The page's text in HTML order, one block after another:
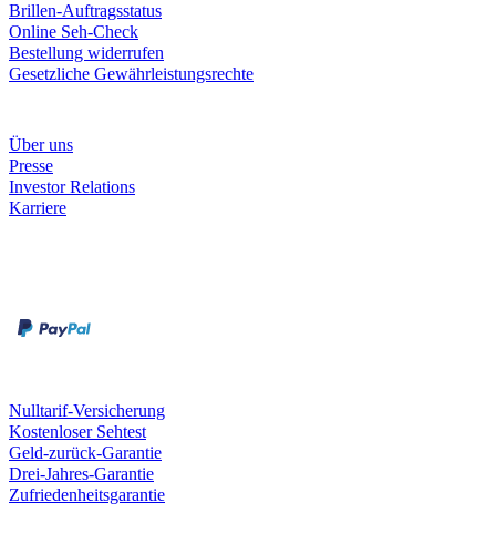
Brillen-Auftragsstatus
Online Seh-Check
Bestellung widerrufen
Gesetzliche Gewährleistungsrechte
Über uns
Presse
Investor Relations
Karriere
Nulltarif-Versicherung
Kostenloser Sehtest
Geld-zurück-Garantie
Drei-Jahres-Garantie
Zufriedenheitsgarantie